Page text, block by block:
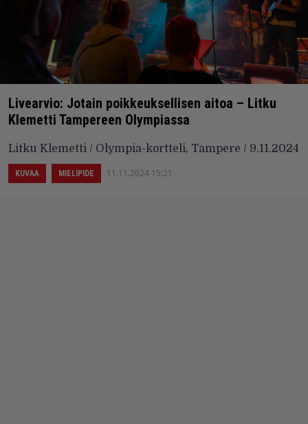
Livearvio: Jotain poikkeuksellisen aitoa – Litku
Klemetti Tampereen Olympiassa
Litku Klemetti / Olympia-kortteli, Tampere / 9.11.2024
KUVAA MIELIPIDE 11.11.2024 15:21